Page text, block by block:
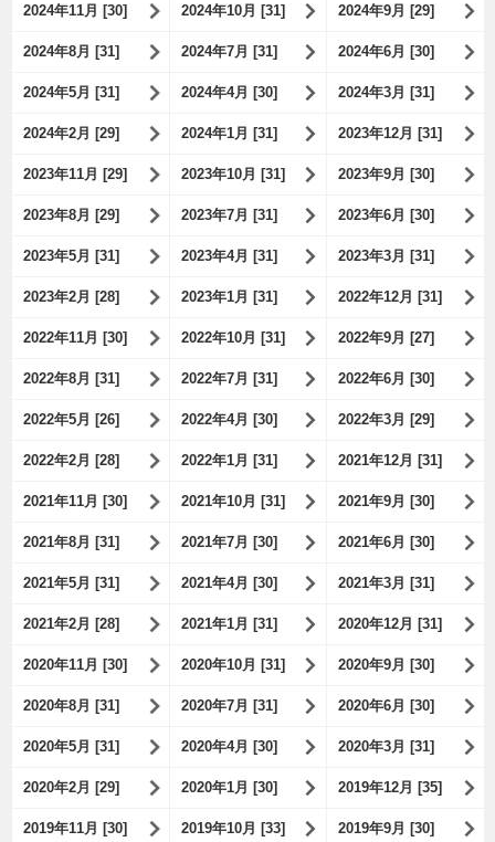
2024年11月 [30] 2024年10月 [31] 2024年9月 [29]
2024年8月 [31] 2024年7月 [31] 2024年6月 [30]
2024年5月 [31] 2024年4月 [30] 2024年3月 [31]
2024年2月 [29] 2024年1月 [31] 2023年12月 [31]
2023年11月 [29] 2023年10月 [31] 2023年9月 [30]
2023年8月 [29] 2023年7月 [31] 2023年6月 [30]
2023年5月 [31] 2023年4月 [31] 2023年3月 [31]
2023年2月 [28] 2023年1月 [31] 2022年12月 [31]
2022年11月 [30] 2022年10月 [31] 2022年9月 [27]
2022年8月 [31] 2022年7月 [31] 2022年6月 [30]
2022年5月 [26] 2022年4月 [30] 2022年3月 [29]
2022年2月 [28] 2022年1月 [31] 2021年12月 [31]
2021年11月 [30] 2021年10月 [31] 2021年9月 [30]
2021年8月 [31] 2021年7月 [30] 2021年6月 [30]
2021年5月 [31] 2021年4月 [30] 2021年3月 [31]
2021年2月 [28] 2021年1月 [31] 2020年12月 [31]
2020年11月 [30] 2020年10月 [31] 2020年9月 [30]
2020年8月 [31] 2020年7月 [31] 2020年6月 [30]
2020年5月 [31] 2020年4月 [30] 2020年3月 [31]
2020年2月 [29] 2020年1月 [30] 2019年12月 [35]
2019年11月 [30] 2019年10月 [33] 2019年9月 [30]